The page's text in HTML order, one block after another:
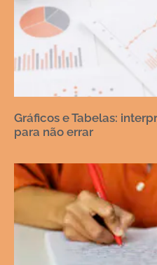
Gráficos e Tabelas:
para não errar